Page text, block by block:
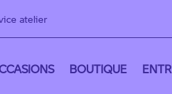
atelier
BOUTIQUE